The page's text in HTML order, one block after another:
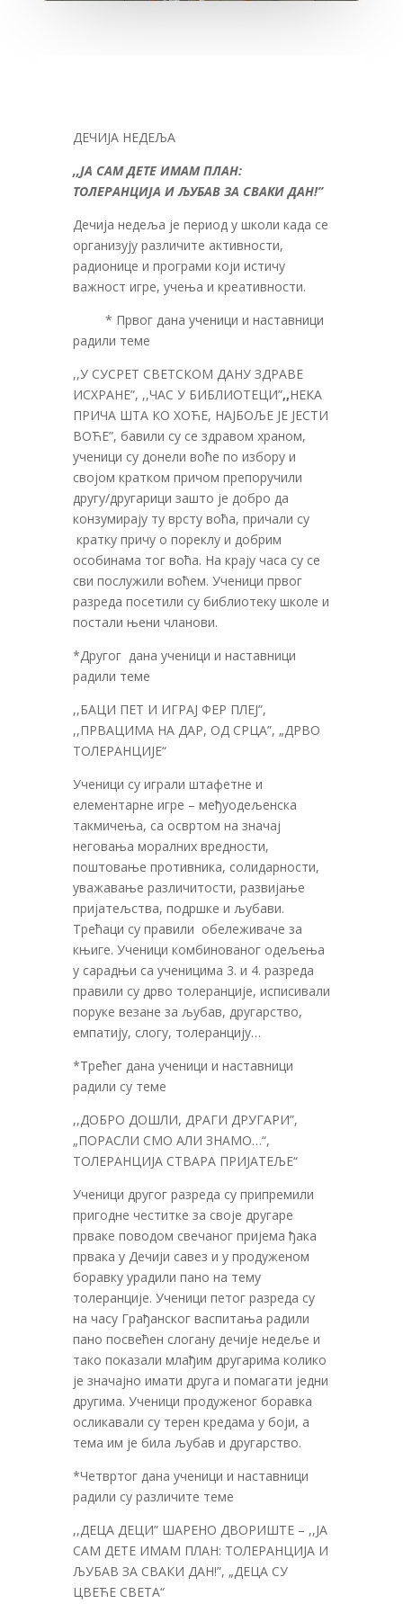
ДЕЧИЈА НЕДЕЉА
,,ЈА САМ ДЕТЕ ИМАМ ПЛАН:
ТОЛЕРАНЦИЈА И ЉУБАВ ЗА СВАКИ ДАН!”
Дечија недеља је период у школи када се
организују различите активности,
радионице и програми који истичу
важност игре, учења и креативности.
* Првог дана ученици и наставници
радили теме
,,У СУСРЕТ СВЕТСКОМ ДАНУ ЗДРАВЕ
ИСХРАНЕ”, ,,ЧАС У БИБЛИОТЕЦИ”,,НЕКА
ПРИЧА ШТА КО ХОЋЕ, НАЈБОЉЕ ЈЕ ЈЕСТИ
ВОЋЕ”, бавили су се здравом храном,
ученици су донели воће по избору и
својом кратком причом препоручили
другу/другарици зашто је добро да
конзумирају ту врсту воћа, причали су
кратку причу о пореклу и добрим
особинама тог воћа. На крају часа су се
сви послужили воћем. Ученици првог
разреда посетили су библиотеку школе и
постали њени чланови.
*Другог дана ученици и наставници
радили теме
,,БАЦИ ПЕТ И ИГРАЈ ФЕР ПЛЕЈ”,
,,ПРВАЦИМА НА ДАР, ОД СРЦА”, „ДРВО
ТОЛЕРАНЦИЈЕ“
Ученици су играли штафетне и
елементарне игре – међуодељенска
такмичења, са освртом на значај
неговања моралних вредности,
поштовање противника, солидарности,
уважавање различитости, развијање
пријатељства, подршке и љубави.
Трећаци су правили обележиваче за
књиге. Ученици комбинованог одељења
у сарадњи са ученицима 3. и 4. разреда
правили су дрво толеранције, исписивали
поруке везане за љубав, другарство,
емпатију, слогу, толеранцију…
*Трећег дана ученици и наставници
радили су теме
,,ДОБРО ДОШЛИ, ДРАГИ ДРУГАРИ”,
„ПОРАСЛИ СМО АЛИ ЗНАМО…“,
ТОЛЕРАНЦИЈА СТВАРА ПРИЈАТЕЉЕ“
Ученици другог разреда су припремили
пригодне честитке за своје другаре
прваке поводом свечаног пријема ђака
првака у Дечији савез и у продуженом
боравку урадили пано на тему
толеранције. Ученици петог разреда су
на часу Грађанског васпитања радили
пано посвећен слогану дечије недеље и
тако показали млађим другарима колико
је значајно имати друга и помагати једни
другима. Ученици продуженог боравка
осликавали су терен кредама у боји, а
тема им је била љубав и другарство.
*Четвртог дана ученици и наставници
радили су различите теме
,,ДЕЦА ДЕЦИ” ШАРЕНО ДВОРИШТЕ – ,,ЈА
САМ ДЕТЕ ИМАМ ПЛАН: ТОЛЕРАНЦИЈА И
ЉУБАВ ЗА СВАКИ ДАН!”, „ДЕЦА СУ
ЦВЕЋЕ СВЕТА“